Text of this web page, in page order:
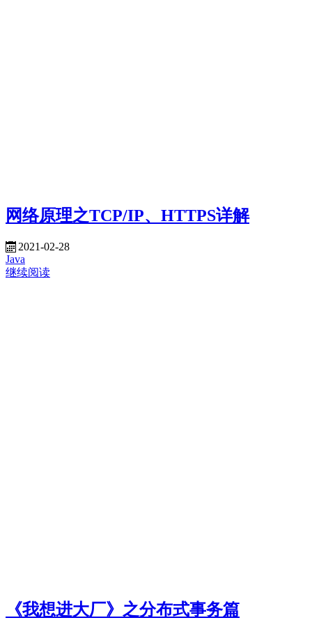
网络原理之TCP/IP、HTTPS详解
2021-02-28
Java
继续阅读
《我想进大厂》之分布式事务篇